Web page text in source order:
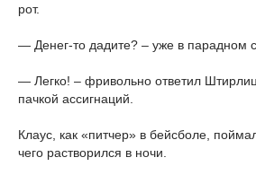
рот.
— Денег-то дадите? – уже в парадном
— Легко! – фривольно ответил
пачкой ассигнаций.
Клаус, как «питчер» в бейсболе,
чего растворился в ночи.